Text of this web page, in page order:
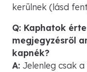
kerülnek (lásd
Q: Kaphatok
megjegyzésről
kapnék?
A: Jelenleg csak